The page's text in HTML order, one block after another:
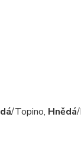
/Topino, Hnědá